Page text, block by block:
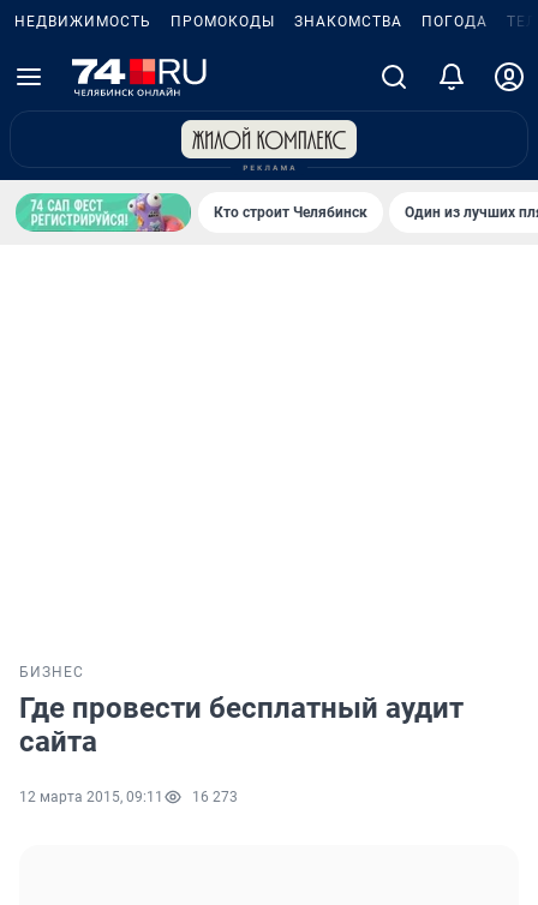
НЕДВИЖИМОСТЬ ПРОМОКОДЫ ЗНАКОМСТВА ПОГОДА
Кто строит Челябинск Один из лучших
БИЗНЕС
Где провести бесплатный аудит
сайта
12 марта 2015, 09:11 16 273